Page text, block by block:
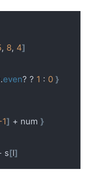
, 8, 4]
even? ? 1 : 0 }
] + num }
s[l]